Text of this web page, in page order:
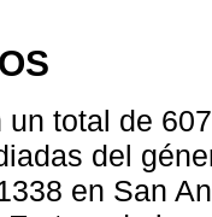
un total de
del
en San